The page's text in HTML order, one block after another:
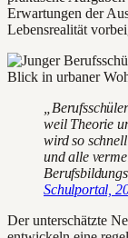
Erwartungen der
Lebensrealität
weil Theorie
wird so
und alle
Schulportal,
Der unterschätzte